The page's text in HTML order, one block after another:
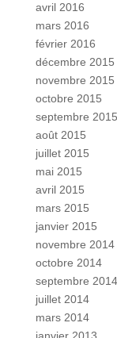
avril 2016
mars 2016
février 2016
décembre 2015
novembre 2015
octobre 2015
septembre 2015
août 2015
juillet 2015
mai 2015
avril 2015
mars 2015
janvier 2015
novembre 2014
octobre 2014
septembre 2014
juillet 2014
mars 2014